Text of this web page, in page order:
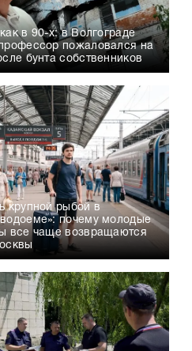
в 90-х: в Волгограде
пожаловался на
бунта собственников
крупной рыбой в
почему молодые
все чаще возвращаются